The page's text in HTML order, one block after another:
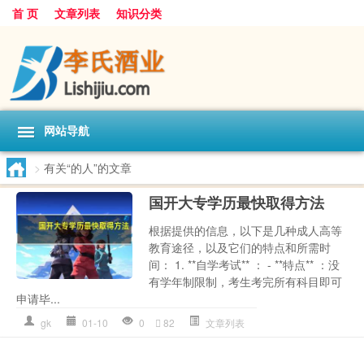
首 页 文章列表 知识分类
网站导航
> 有关“的人”的文章
国开大专学历最快取得方法
根据提供的信息，以下是几种成人高等
教育途径，以及它们的特点和所需时
间： 1. **自学考试** ： - **特点** ：没
有学年制限制，考生考完所有科目即可
申请毕...
gk 01-10 0 82 文章列表